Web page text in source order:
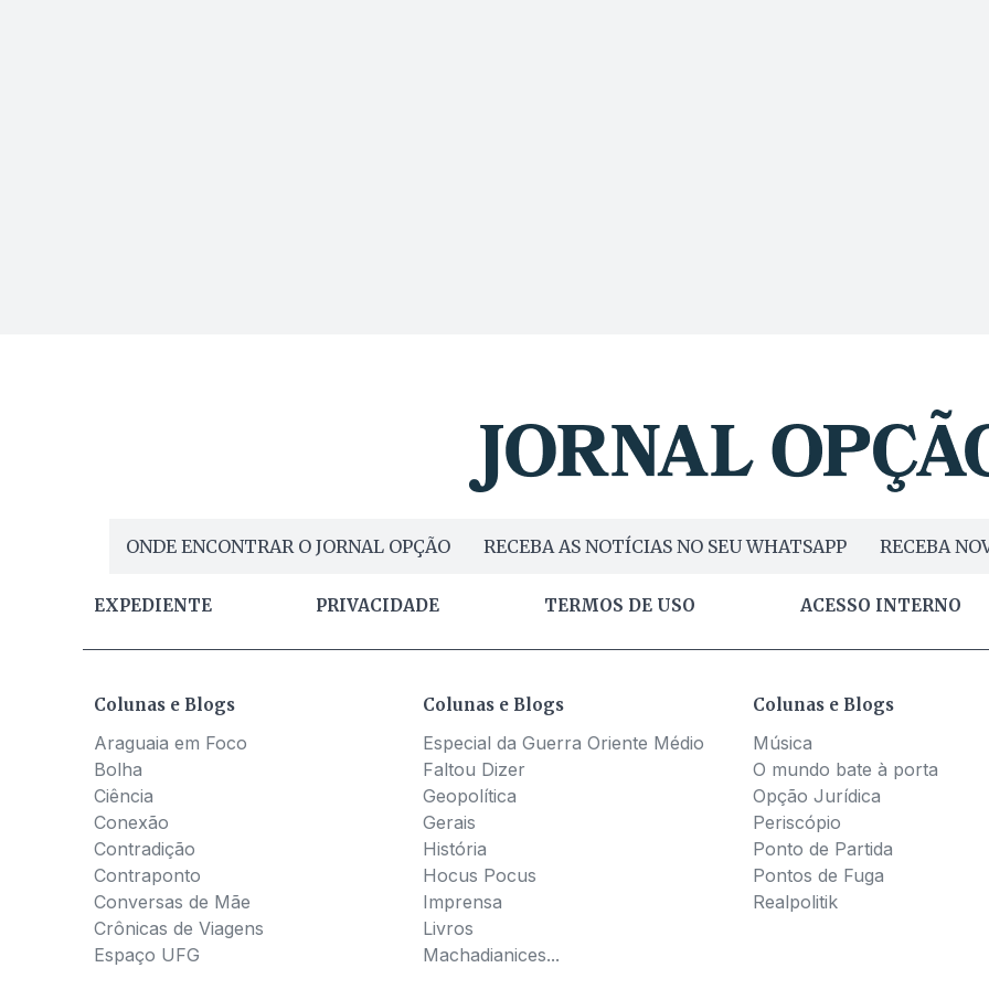
ONDE ENCONTRAR O JORNAL OPÇÃO RECEBA AS NOTÍCIAS NO SEU WHATSAPP RECEBA
EXPEDIENTE PRIVACIDADE TERMOS DE USO ACESSO INTERNO
Colunas e Blogs
Araguaia em Foco
Bolha
Ciência
Conexão
Contradição
Contraponto
Conversas de Mãe
Crônicas de Viagens
Espaço UFG
Colunas e Blogs
Especial da Guerra Oriente Médio
Faltou Dizer
Geopolítica
Gerais
História
Hocus Pocus
Imprensa
Livros
Machadianices...
Colunas e Blogs
Música
O mundo bate à porta
Opção Jurídica
Periscópio
Ponto de Partida
Pontos de Fuga
Realpolitik